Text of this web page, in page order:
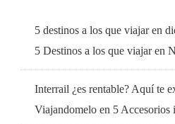
5 destinos a los que viajar en
5 Destinos a los que viajar en
Interrail ¿es rentable? Aquí te
Viajandomelo en 5 Accesorios